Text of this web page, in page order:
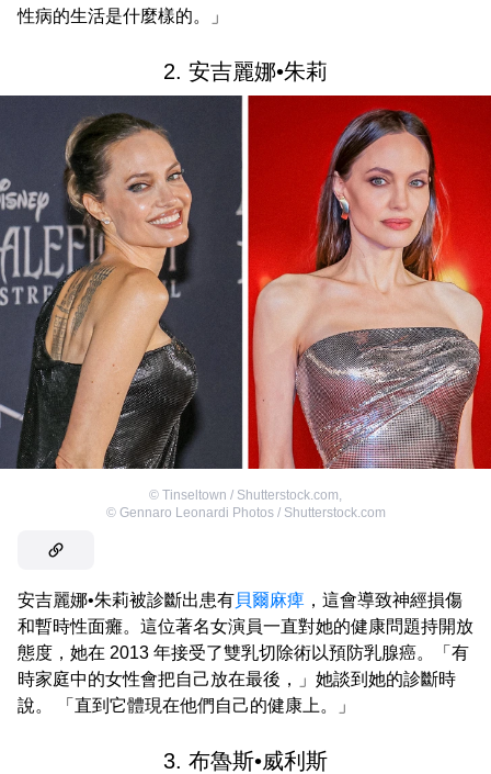
性病的生活是什麼樣的。」
2. 安吉麗娜•朱莉
© Tinseltown / Shutterstock.com,
© Gennaro Leonardi Photos / Shutterstock.com
安吉麗娜•朱莉被診斷出患有貝爾麻痺 ，這會導致神經損傷
和暫時性面癱。這位著名女演員一直對她的健康問題持開放
態度，她在 2013 年接受了雙乳切除術以預防乳腺癌。「有
時家庭中的女性會把自己放在最後，」她談到她的診斷時
說。 「直到它體現在他們自己的健康上。」
3. 布魯斯•威利斯